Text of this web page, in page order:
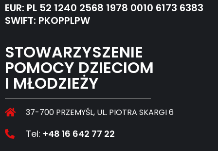
EUR: PL 52 1240 2568 1978 0010 6173 6383
SWIFT: PKOPPLPW
STOWARZYSZENIE
POMOCY DZIECIOM
I MŁODZIEŻY
37-700 PRZEMYŚL, UL. PIOTRA SKARGI 6
Tel: +48 16 642 77 22